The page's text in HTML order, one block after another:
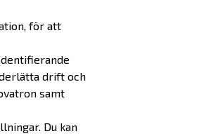
för att
drift och
samt
Du kan